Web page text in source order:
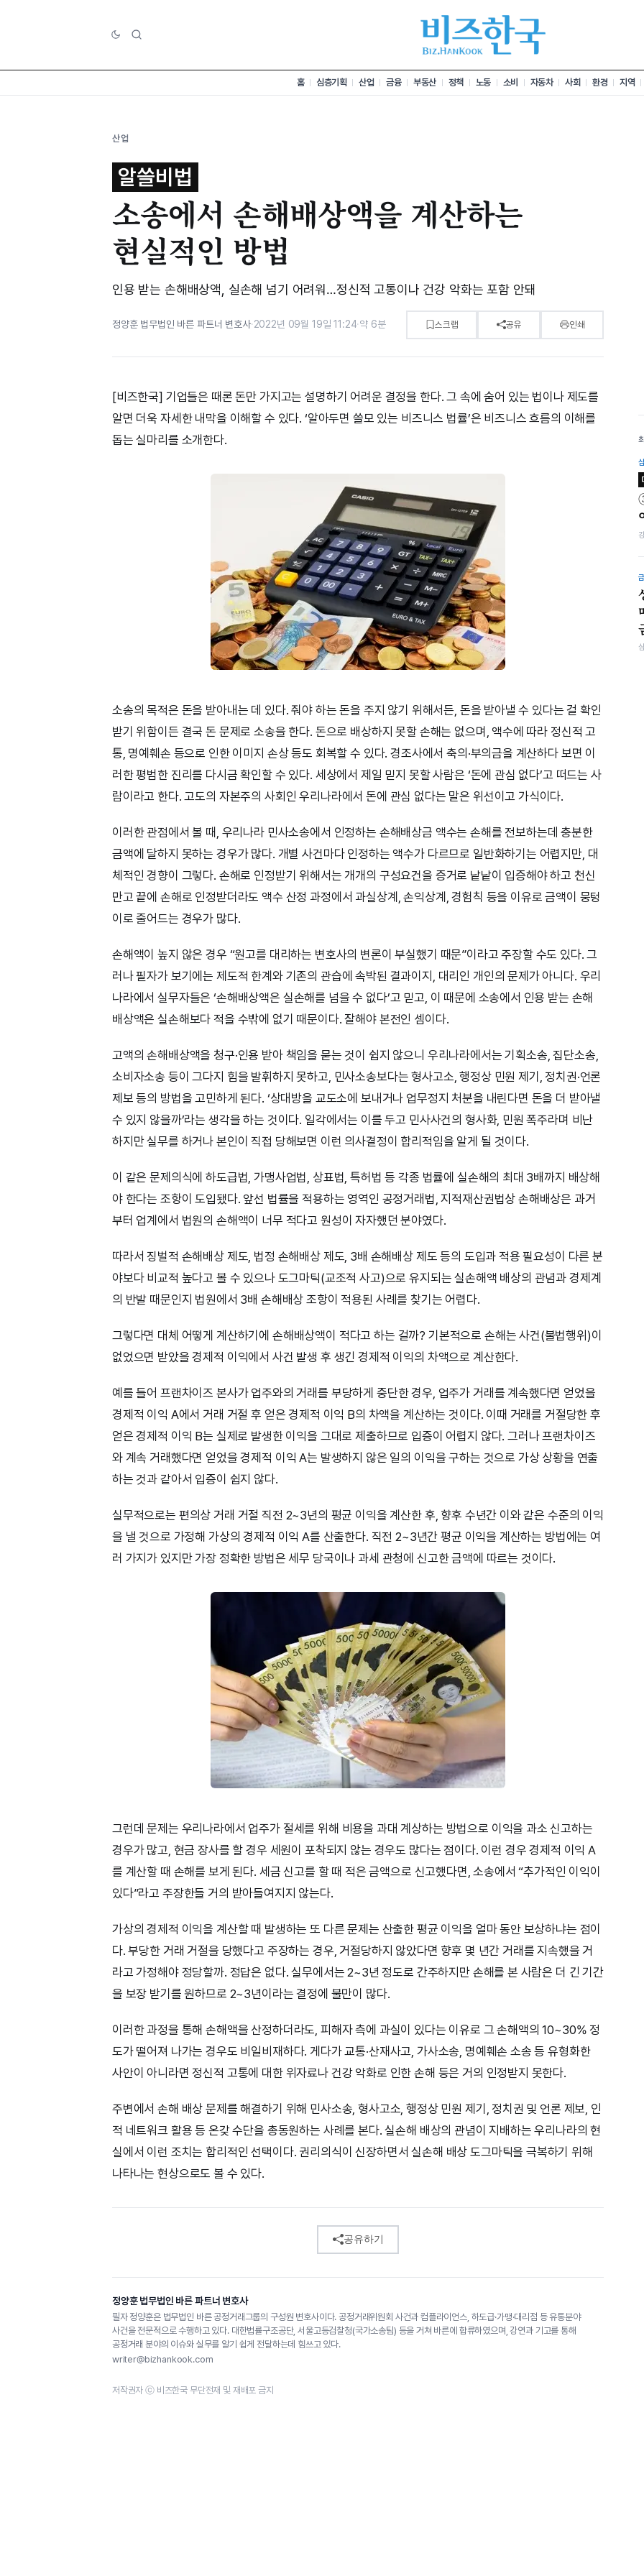
홈 심층기획 산업 금융 부동산 정책 노동 소비 자동차 사회 환경 지역
산업
알쓸비법
소송에서 손해배상액을 계산하는
현실적인 방법
인용 받는 손해배상액, 실손해 넘기 어려워…정신적 고통이나 건강 악화는 포함 안돼
정양훈 법무법인 바른 파트너 변호사·2022년 09월 19일 11:24·약 6분 스크랩 공유 인쇄
[비즈한국] 기업들은 때론 돈만 가지고는 설명하기 어려운 결정을 한다. 그 속에 숨어 있는 법이나 제도를
알면 더욱 자세한 내막을 이해할 수 있다. ‘알아두면 쓸모 있는 비즈니스 법률’은 비즈니스 흐름의 이해를
돕는 실마리를 소개한다.
소송의 목적은 돈을 받아내는 데 있다. 줘야 하는 돈을 주지 않기 위해서든, 돈을 받아낼 수 있다는 걸 확인
받기 위함이든 결국 돈 문제로 소송을 한다. 돈으로 배상하지 못할 손해는 없으며, 액수에 따라 정신적 고
통, 명예훼손 등으로 인한 이미지 손상 등도 회복할 수 있다. 경조사에서 축의·부의금을 계산하다 보면 이
러한 평범한 진리를 다시금 확인할 수 있다. 세상에서 제일 믿지 못할 사람은 ‘돈에 관심 없다’고 떠드는 사
람이라고 한다. 고도의 자본주의 사회인 우리나라에서 돈에 관심 없다는 말은 위선이고 가식이다.
이러한 관점에서 볼 때, 우리나라 민사소송에서 인정하는 손해배상금 액수는 손해를 전보하는데 충분한
금액에 달하지 못하는 경우가 많다. 개별 사건마다 인정하는 액수가 다르므로 일반화하기는 어렵지만, 대
체적인 경향이 그렇다. 손해로 인정받기 위해서는 개개의 구성요건을 증거로 낱낱이 입증해야 하고 천신
만고 끝에 손해로 인정받더라도 액수 산정 과정에서 과실상계, 손익상계, 경험칙 등을 이유로 금액이 뭉텅
이로 줄어드는 경우가 많다.
손해액이 높지 않은 경우 “원고를 대리하는 변호사의 변론이 부실했기 때문”이라고 주장할 수도 있다. 그
러나 필자가 보기에는 제도적 한계와 기존의 관습에 속박된 결과이지, 대리인 개인의 문제가 아니다. 우리
나라에서 실무자들은 ‘손해배상액은 실손해를 넘을 수 없다’고 믿고, 이 때문에 소송에서 인용 받는 손해
배상액은 실손해보다 적을 수밖에 없기 때문이다. 잘해야 본전인 셈이다.
고액의 손해배상액을 청구·인용 받아 책임을 묻는 것이 쉽지 않으니 우리나라에서는 기획소송, 집단소송,
소비자소송 등이 그다지 힘을 발휘하지 못하고, 민사소송보다는 형사고소, 행정상 민원 제기, 정치권·언론
제보 등의 방법을 고민하게 된다. ‘상대방을 교도소에 보내거나 업무정지 처분을 내린다면 돈을 더 받아낼
수 있지 않을까’라는 생각을 하는 것이다. 일각에서는 이를 두고 민사사건의 형사화, 민원 폭주라며 비난
하지만 실무를 하거나 본인이 직접 당해보면 이런 의사결정이 합리적임을 알게 될 것이다.
이 같은 문제의식에 하도급법, 가맹사업법, 상표법, 특허법 등 각종 법률에 실손해의 최대 3배까지 배상해
야 한다는 조항이 도입됐다. 앞선 법률을 적용하는 영역인 공정거래법, 지적재산권법상 손해배상은 과거
부터 업계에서 법원의 손해액이 너무 적다고 원성이 자자했던 분야였다.
따라서 징벌적 손해배상 제도, 법정 손해배상 제도, 3배 손해배상 제도 등의 도입과 적용 필요성이 다른 분
야보다 비교적 높다고 볼 수 있으나 도그마틱(교조적 사고)으로 유지되는 실손해액 배상의 관념과 경제계
의 반발 때문인지 법원에서 3배 손해배상 조항이 적용된 사례를 찾기는 어렵다.
그렇다면 대체 어떻게 계산하기에 손해배상액이 적다고 하는 걸까? 기본적으로 손해는 사건(불법행위)이
없었으면 받았을 경제적 이익에서 사건 발생 후 생긴 경제적 이익의 차액으로 계산한다.
예를 들어 프랜차이즈 본사가 업주와의 거래를 부당하게 중단한 경우, 업주가 거래를 계속했다면 얻었을
경제적 이익 A에서 거래 거절 후 얻은 경제적 이익 B의 차액을 계산하는 것이다. 이때 거래를 거절당한 후
얻은 경제적 이익 B는 실제로 발생한 이익을 그대로 제출하므로 입증이 어렵지 않다. 그러나 프랜차이즈
와 계속 거래했다면 얻었을 경제적 이익 A는 발생하지 않은 일의 이익을 구하는 것으로 가상 상황을 연출
하는 것과 같아서 입증이 쉽지 않다.
실무적으로는 편의상 거래 거절 직전 2~3년의 평균 이익을 계산한 후, 향후 수년간 이와 같은 수준의 이익
을 낼 것으로 가정해 가상의 경제적 이익 A를 산출한다. 직전 2~3년간 평균 이익을 계산하는 방법에는 여
러 가지가 있지만 가장 정확한 방법은 세무 당국이나 과세 관청에 신고한 금액에 따르는 것이다.
그런데 문제는 우리나라에서 업주가 절세를 위해 비용을 과대 계상하는 방법으로 이익을 과소 신고하는
경우가 많고, 현금 장사를 할 경우 세원이 포착되지 않는 경우도 많다는 점이다. 이런 경우 경제적 이익 A
를 계산할 때 손해를 보게 된다. 세금 신고를 할 때 적은 금액으로 신고했다면, 소송에서 “추가적인 이익이
있다”라고 주장한들 거의 받아들여지지 않는다.
가상의 경제적 이익을 계산할 때 발생하는 또 다른 문제는 산출한 평균 이익을 얼마 동안 보상하냐는 점이
다. 부당한 거래 거절을 당했다고 주장하는 경우, 거절당하지 않았다면 향후 몇 년간 거래를 지속했을 거
라고 가정해야 정당할까. 정답은 없다. 실무에서는 2~3년 정도로 간주하지만 손해를 본 사람은 더 긴 기간
을 보장 받기를 원하므로 2~3년이라는 결정에 불만이 많다.
이러한 과정을 통해 손해액을 산정하더라도, 피해자 측에 과실이 있다는 이유로 그 손해액의 10~30% 정
도가 떨어져 나가는 경우도 비일비재하다. 게다가 교통·산재사고, 가사소송, 명예훼손 소송 등 유형화한
사안이 아니라면 정신적 고통에 대한 위자료나 건강 악화로 인한 손해 등은 거의 인정받지 못한다.
주변에서 손해 배상 문제를 해결하기 위해 민사소송, 형사고소, 행정상 민원 제기, 정치권 및 언론 제보, 인
적 네트워크 활용 등 온갖 수단을 총동원하는 사례를 본다. 실손해 배상의 관념이 지배하는 우리나라의 현
실에서 이런 조치는 합리적인 선택이다. 권리의식이 신장하면서 실손해 배상 도그마틱을 극복하기 위해
나타나는 현상으로도 볼 수 있다.
공유하기
정양훈 법무법인 바른 파트너 변호사
필자 정양훈은 법무법인 바른 공정거래그룹의 구성원 변호사이다. 공정거래위원회 사건과 컴플라이언스, 하도급·가맹·대리점 등 유통분야
사건을 전문적으로 수행하고 있다. 대한법률구조공단, 서울고등검찰청(국가소송팀) 등을 거쳐 바른에 합류하였으며, 강연과 기고를 통해
공정거래 분야의 이슈와 실무를 알기 쉽게 전달하는데 힘쓰고 있다.
writer@bizhankook.com
저작권자 ⓒ 비즈한국 무단전재 및 재배포 금지